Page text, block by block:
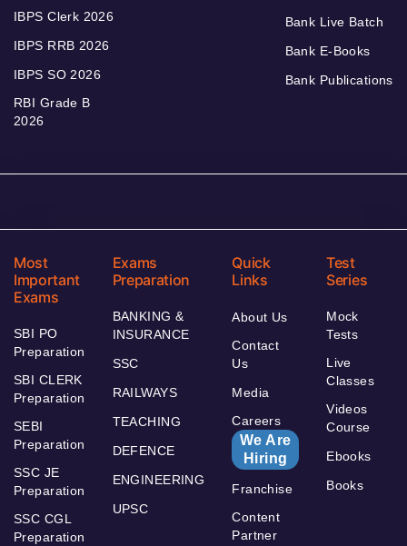
IBPS Clerk 2026
IBPS RRB 2026
IBPS SO 2026
RBI Grade B
2026
Bank Live Batch
Bank E-Books
Bank Publications
Most
Important
Exams
SBI PO
Preparation
SBI CLERK
Preparation
SEBI
Preparation
SSC JE
Preparation
SSC CGL
Preparation
Exams
Preparation
BANKING &
INSURANCE
SSC
RAILWAYS
TEACHING
DEFENCE
ENGINEERING
UPSC
Quick
Links
About Us
Contact
Us
Media
Careers
We Are
Hiring
Franchise
Content
Partner
Test
Series
Mock
Tests
Live
Classes
Videos
Course
Ebooks
Books